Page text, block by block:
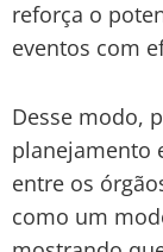
reforça o
eventos com
Desse modo,
planejamento
entre os
como um